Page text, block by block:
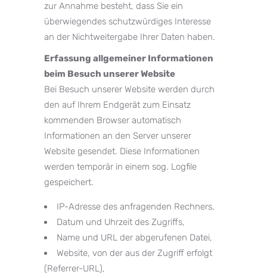
zur Annahme besteht, dass Sie ein
überwiegendes schutzwürdiges Interesse
an der Nichtweitergabe Ihrer Daten haben.
Erfassung allgemeiner Informationen
beim Besuch unserer Website
Bei Besuch unserer Website werden durch
den auf Ihrem Endgerät zum Einsatz
kommenden Browser automatisch
Informationen an den Server unserer
Website gesendet. Diese Informationen
werden temporär in einem sog. Logfile
gespeichert.
IP-Adresse des anfragenden Rechners,
Datum und Uhrzeit des Zugriffs,
Name und URL der abgerufenen Datei,
Website, von der aus der Zugriff erfolgt
(Referrer-URL),